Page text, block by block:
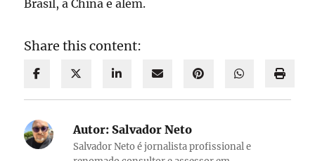
Brasil, a China e além.
Share this content:
Autor: Salvador Neto
Salvador Neto é jornalista profissional e